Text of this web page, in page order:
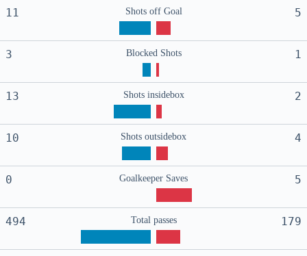
11 Shots off Goal 5
3 Blocked Shots 1
13 Shots insidebox 2
10 Shots outsidebox 4
0 Goalkeeper Saves 5
494 Total passes 179